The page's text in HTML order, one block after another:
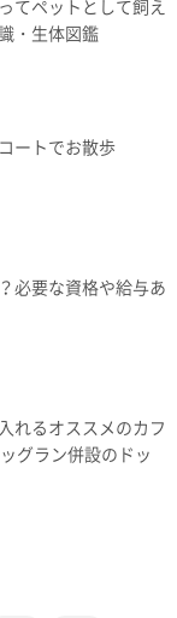
てペットとして飼え
・生体図鑑
ートでお散歩
必要な資格や給与あ
れるオススメのカフ
グラン併設のドッ